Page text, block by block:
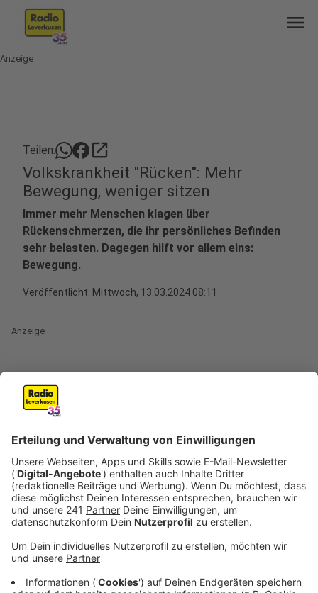
menu
Anzeige
Teilen: open_in_new
Volkskrankheit "Rücken": Mehr
Bewegung, weniger sitzen
Immer mehr Menschen klagen über
Rückenschmerzen, die ihr persönliches Befinden
sehr belasten. Dagegen hilft vor allem eins:
Bewegung.
Veröffentlicht: Mittwoch, 13.03.2024 08:11
Anzeige
Wer zu lange sitzt, riskiert nicht nur
Rückenbeschwerden, sondern auch ein verkürztes
Leben. Anlässlich des Welttags der Rückengesundheit
am 15. März machen verschiedene Verbände und
Organisationen darauf aufmerksam, dass die deutsche
Volkskrankheit - Rückenschmerzen - mehr Beachtung
finden sollte. Denn: Aktuelle Studien zeigen, dass
Menschen, die täglich mehr als sieben Stunden sitzen,
ein um47 Prozent erhöhtes Risikofür einen
unterstreicht die dringende Notwendigkeit, den
entgegenzuwirken. Denn derzeit sind laut neuen Daten